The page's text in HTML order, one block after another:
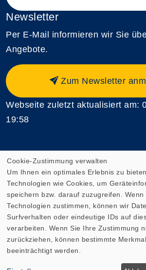
Newsletter
Per E-Mail informieren wir Sie
Angebote.
Zum Newsletter
Webseite zuletzt aktualisiert am:
19:58
Cookie Einstellungen
Cookie-Zustimmung verwalten
Um Ihnen ein optimales Erlebnis zu
Technologien wie Cookies, um
speichern bzw. darauf zuzugreifen. Wenn
Technologien zustimmen, können wir
Surfverhalten oder eindeutige IDs auf
verarbeiten. Wenn Sie Ihre Zustimmung
zurückziehen, können bestimmte
beeinträchtigt werden.